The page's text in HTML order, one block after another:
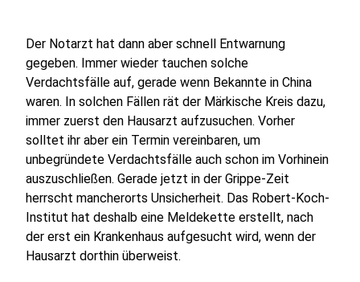
Der Notarzt hat dann aber schnell Entwarnung
gegeben. Immer wieder tauchen solche
Verdachtsfälle auf, gerade wenn Bekannte in China
waren. In solchen Fällen rät der Märkische Kreis dazu,
immer zuerst den Hausarzt aufzusuchen. Vorher
solltet ihr aber ein Termin vereinbaren, um
unbegründete Verdachtsfälle auch schon im Vorhinein
auszuschließen. Gerade jetzt in der Grippe-Zeit
herrscht mancherorts Unsicherheit. Das Robert-Koch-
Institut hat deshalb eine Meldekette erstellt, nach
der erst ein Krankenhaus aufgesucht wird, wenn der
Hausarzt dorthin überweist.